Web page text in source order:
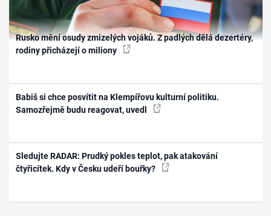
Rusko mění osudy zmizelých vojáků. Z padlých dělá dezertéry,
rodiny přicházejí o miliony
Babiš si chce posvítit na Klempířovu kulturní politiku.
Samozřejmě budu reagovat, uvedl
Sledujte RADAR: Prudký pokles teplot, pak atakování
čtyřicítek. Kdy v Česku udeří bouřky?